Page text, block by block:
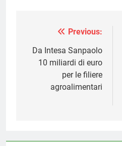
Navigazione
articoli
Previous:
Da Intesa Sanpaolo
10 miliardi di euro
per le filiere
agroalimentari